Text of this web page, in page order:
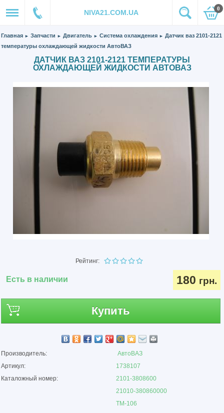
NIVA21.COM.UA 0
Главная ► Запчасти ► Двигатель ► Система охлаждения ► Датчик ваз 2101-2121
температуры охлаждающей жидкости АвтоВАЗ
ДАТЧИК ВАЗ 2101-2121 ТЕМПЕРАТУРЫ
ОХЛАЖДАЮЩЕЙ ЖИДКОСТИ АВТОВАЗ
Рейтинг:
Есть в наличии 180 грн.
Купить
Производитель:
АвтоВАЗ
Артикул:
1738107
Каталожный номер:
2101-3808600
21010-380860000
ТМ-106